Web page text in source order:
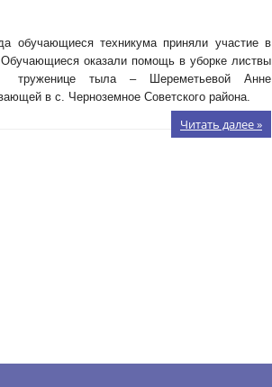
обучающиеся техникума приняли участие в
оказали помощь в уборке листвы
труженице тыла – Шереметьевой Анне
в с. Черноземное Советского района.
Читать далее »